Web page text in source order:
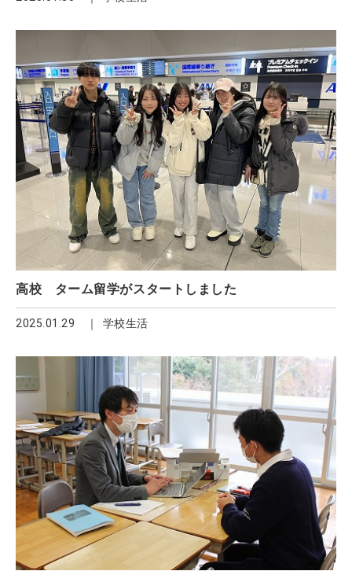
高校 ターム留学がスタートしました
2025.01.29 学校生活